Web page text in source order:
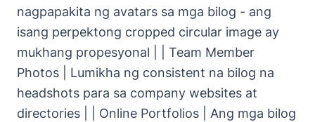
nagpapakita ng avatars sa mga bilog - ang
isang perpektong cropped circular image ay
mukhang propesyonal | | Team Member
Photos | Lumikha ng consistent na bilog na
headshots para sa company websites at
directories | | Online Portfolios | Ang mga bilog